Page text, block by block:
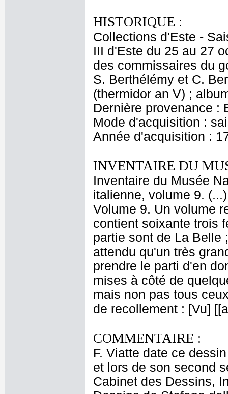
HISTORIQUE :
Collections d'Este -
III d'Este du 25 au 27
des commissaires du
S. Berthélémy et C.
(thermidor an V) ;
Dernière provenance :
Mode d'acquisition :
Année d'acquisition :
INVENTAIRE DU
Inventaire du Musée
italienne, volume 9.
Volume 9. Un volume
contient soixante trois
partie sont de La Belle
attendu qu'un très
prendre le parti d'en
mises à côté de
mais non pas tous
de recollement : [Vu]
COMMENTAIRE :
F. Viatte date ce
et lors de son second
Cabinet des Dessins,